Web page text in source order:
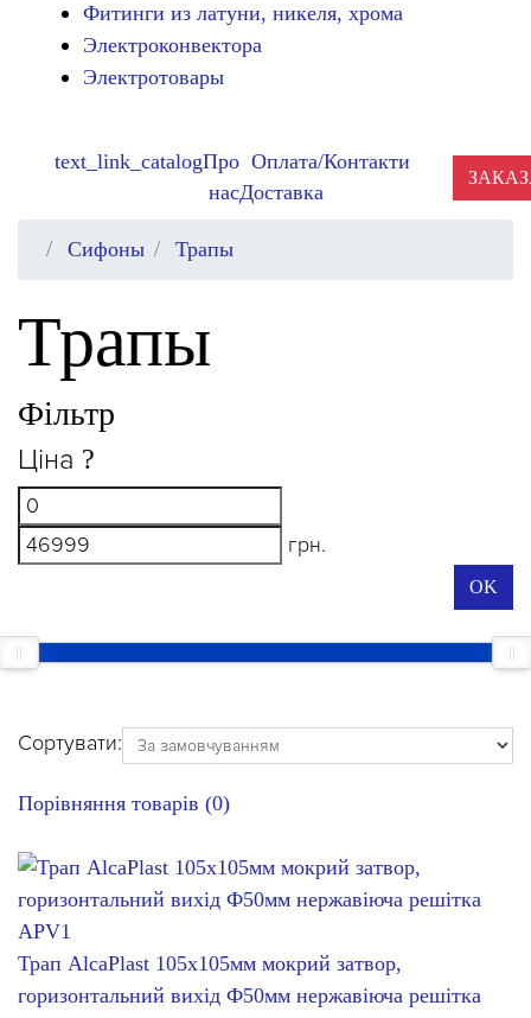
Фитинги из латуни, никеля, хрома
Электроконвектора
Электротовары
text_link_catalogПро
нас
Оплата/
Доставка
Контакти
Сифоны Трапы
Трапы
Фільтр
Ціна ?
грн.
OK
Сортувати:
Порівняння товарів (0)
Трап AlcaPlast 105х105мм мокрий затвор,
горизонтальний вихід Ф50мм нержавіюча решітка